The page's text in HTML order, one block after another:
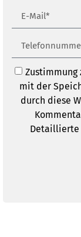
Zustimmung
mit der
durch diese
Detaillierte